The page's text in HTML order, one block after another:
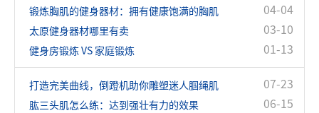
04-04
锻炼胸肌的健身器材：拥有健康饱满的胸肌
03-10
太原健身器材哪里有卖
01-13
健身房锻炼 VS 家庭锻炼
07-23
打造完美曲线，倒蹬机助你雕塑迷人腘绳肌
06-15
肱三头肌怎么练：达到强壮有力的效果